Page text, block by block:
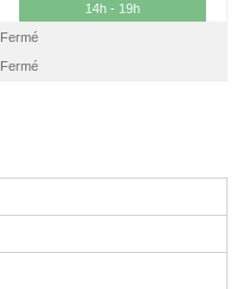
14h - 19h
Fermé
Fermé